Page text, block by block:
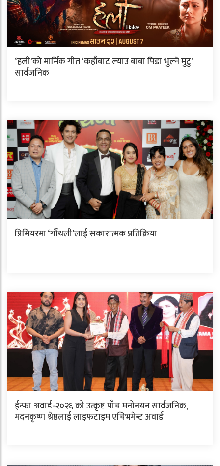
‘हली’को मार्मिक गीत ‘कहाँबाट ल्याउ बाबा पिडा भुल्ने मुटु’
सार्वजनिक
प्रिमियरमा ‘गौँथली’लाई सकारात्मक प्रतिक्रिया
ईन्फा अवार्ड-२०२६ को उत्कृष्ट पाँच मनोनयन सार्वजनिक,
मदनकृष्ण श्रेष्ठलाई लाइफटाइम एचिभमेन्ट अवार्ड